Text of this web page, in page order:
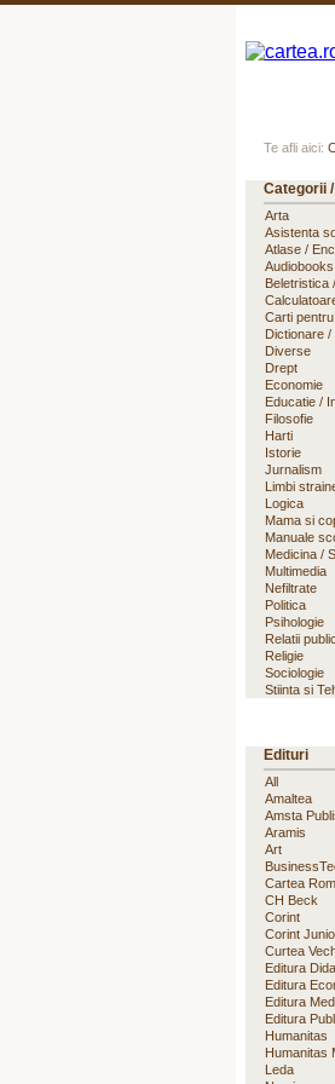
Te afli aici:
Categorii
Arta
Asistenta
Atlase /
Audiobooks
Beletristica
Carti
Dictionare /
Diverse
Drept
Economie
Educatie /
Filosofie
Harti
Istorie
Jurnalism
Limbi
Logica
Mama si
Manuale
Medicina /
Multimedia
Nefiltrate
Politica
Psihologie
Relatii
Religie
Sociologie
Stiinta si
Edituri
All
Amaltea
Amsta
Aramis
Art
Cartea
CH Beck
Corint
Corint
Curtea
Editura
Editura
Editura
Editura
Humanitas
Humanitas
Leda